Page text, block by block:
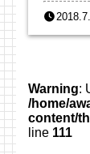
Warning:
/home/
content/
line 111